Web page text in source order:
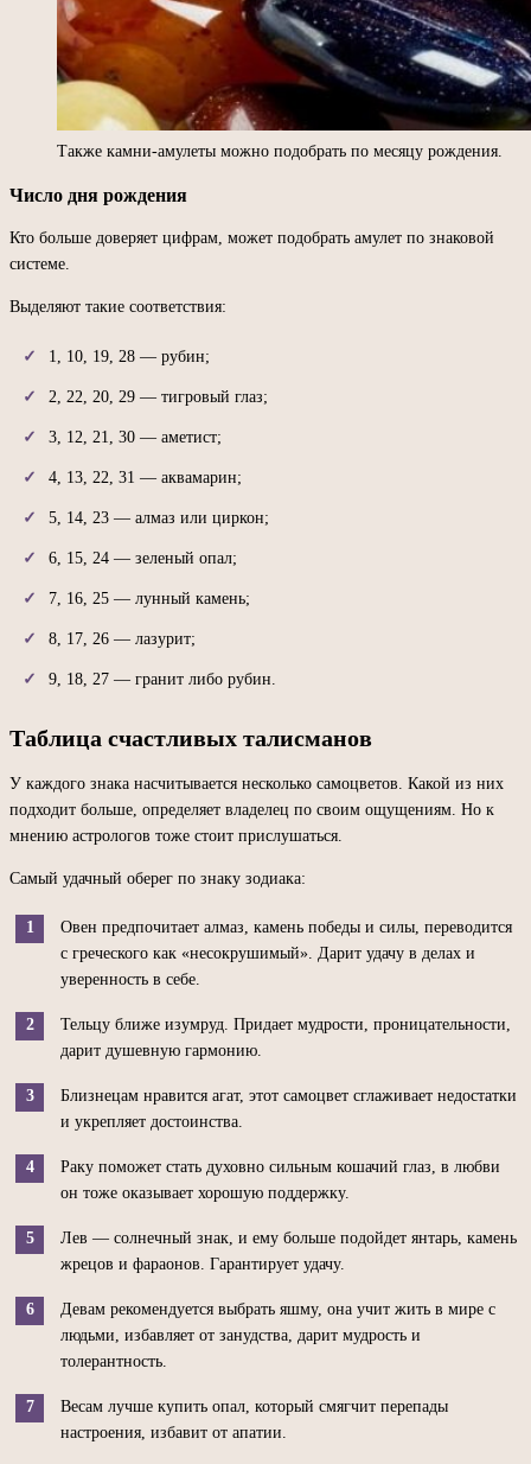
Также камни-амулеты можно подобрать по месяцу рождения.
Число дня рождения
Кто больше доверяет цифрам, может подобрать амулет по знаковой
системе.
Выделяют такие соответствия:
1, 10, 19, 28 — рубин;
2, 22, 20, 29 — тигровый глаз;
3, 12, 21, 30 — аметист;
4, 13, 22, 31 — аквамарин;
5, 14, 23 — алмаз или циркон;
6, 15, 24 — зеленый опал;
7, 16, 25 — лунный камень;
8, 17, 26 — лазурит;
9, 18, 27 — гранит либо рубин.
Таблица счастливых талисманов
У каждого знака насчитывается несколько самоцветов. Какой из них
подходит больше, определяет владелец по своим ощущениям. Но к
мнению астрологов тоже стоит прислушаться.
Самый удачный оберег по знаку зодиака:
Овен предпочитает алмаз, камень победы и силы, переводится
с греческого как «несокрушимый». Дарит удачу в делах и
уверенность в себе.
Тельцу ближе изумруд. Придает мудрости, проницательности,
дарит душевную гармонию.
Близнецам нравится агат, этот самоцвет сглаживает недостатки
и укрепляет достоинства.
Раку поможет стать духовно сильным кошачий глаз, в любви
он тоже оказывает хорошую поддержку.
Лев — солнечный знак, и ему больше подойдет янтарь, камень
жрецов и фараонов. Гарантирует удачу.
Девам рекомендуется выбрать яшму, она учит жить в мире с
людьми, избавляет от занудства, дарит мудрость и
толерантность.
Весам лучше купить опал, который смягчит перепады
настроения, избавит от апатии.